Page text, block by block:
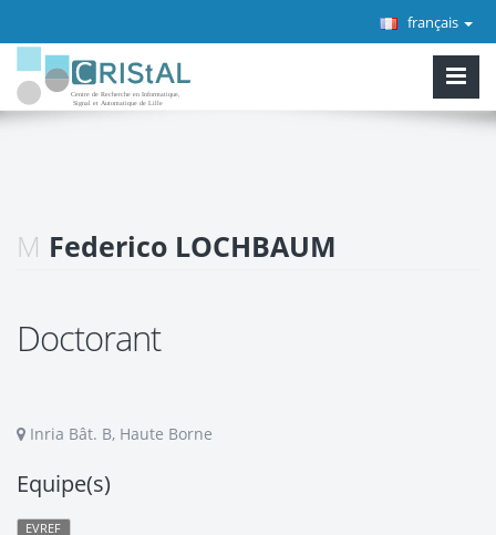
français
M Federico LOCHBAUM
Doctorant
Inria Bât. B, Haute Borne
Equipe(s)
EVREF